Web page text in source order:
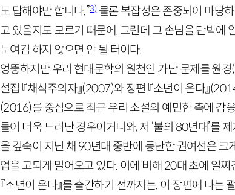
도 답해야만 합니다.”3)물론 복잡성은 존중되어 마땅
고 있을지도 모르기 때문에. 그런데 그 손님을 단박에
눈여김 하지 않으면 안 될 터이다.
엉뚱하지만 우리 현대문학의 원천인 가난 문제를 원경(
설집 『채식주의자』(2007)와 장편 『소년이 온다』(
(2016)를 중심으로 최근 우리 소설의 예민한 촉에 감
들어 더욱 드러난 경우이거니와, 저 ‘불의 80년대’를
을 깊숙이 지닌 채 90년대 중반에 등단한 권여선은 크
업을 고되게 밀어오고 있다. 이에 비해 20대 초에 일찌
『소년이 온다』를 출간하기 전까지는. 이 장편에 나는